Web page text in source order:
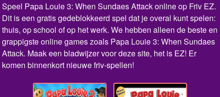
Speel Papa Louie 3: When Sundaes Attack online op Friv EZ.
Dit is een gratis gedeblokkeerd spel dat je overal kunt spelen:
thuis, op school of op het werk. We hebben alleen de beste en
grappigste online games zoals Papa Louie 3: When Sundaes
Attack. Maak een bladwijzer voor deze site, het is EZ! Er
komen binnenkort nieuwe friv-spellen!